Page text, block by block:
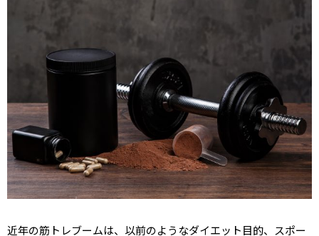
近年の筋トレブームは、以前のようなダイエット目的、スポー